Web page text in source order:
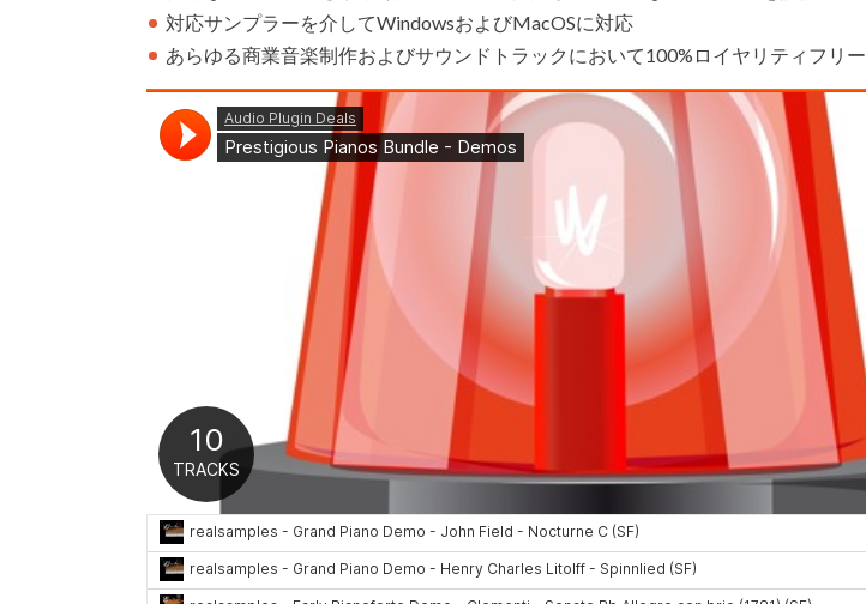
対応サンプラーを介してWindowsおよびMacOSに対応
あらゆる商業音楽制作およびサウンドトラックにおいて100%ロイヤリティフリー